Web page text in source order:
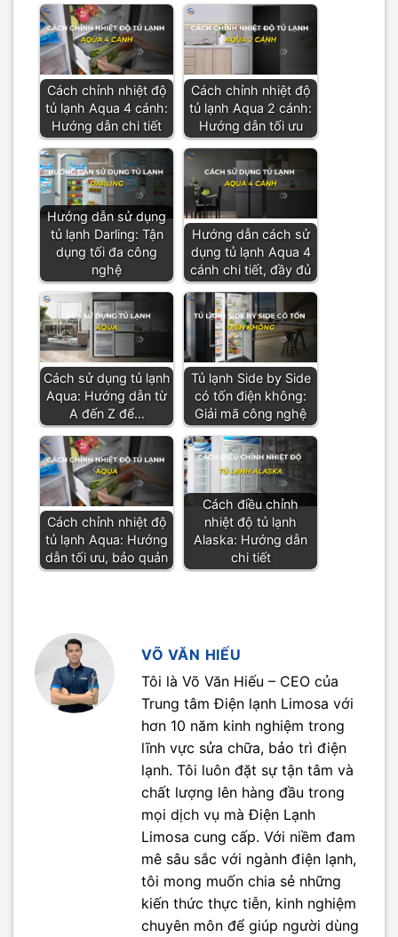
Cách chỉnh nhiệt độ
tủ lạnh Aqua 4 cánh:
Hướng dẫn chi tiết
Cách chỉnh nhiệt độ
tủ lạnh Aqua 2 cánh:
Hướng dẫn tối ưu
Hướng dẫn sử dụng
tủ lạnh Darling: Tận
dụng tối đa công
nghệ
Hướng dẫn cách sử
dụng tủ lạnh Aqua 4
cánh chi tiết, đầy đủ
Cách sử dụng tủ lạnh
Aqua: Hướng dẫn từ
A đến Z để…
Tủ lạnh Side by Side
có tốn điện không:
Giải mã công nghệ
Cách chỉnh nhiệt độ
tủ lạnh Aqua: Hướng
dẫn tối ưu, bảo quản
Cách điều chỉnh
nhiệt độ tủ lạnh
Alaska: Hướng dẫn
chi tiết
VÕ VĂN HIẾU
Tôi là Võ Văn Hiếu – CEO của
Trung tâm Điện lạnh Limosa với
hơn 10 năm kinh nghiệm trong
lĩnh vực sửa chữa, bảo trì điện
lạnh. Tôi luôn đặt sự tận tâm và
chất lượng lên hàng đầu trong
mọi dịch vụ mà Điện Lạnh
Limosa cung cấp. Với niềm đam
mê sâu sắc với ngành điện lạnh,
tôi mong muốn chia sẻ những
kiến thức thực tiễn, kinh nghiệm
chuyên môn để giúp người dùng